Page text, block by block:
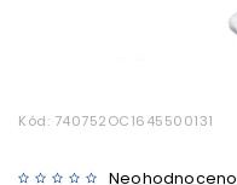
Kód: 740752OC1645500131
Neohodnoceno